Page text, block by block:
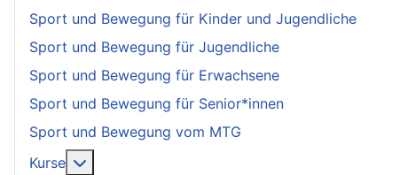
Sport und Bewegung für Kinder und Jugendliche
Sport und Bewegung für Jugendliche
Sport und Bewegung für Erwachsene
Sport und Bewegung für Senior*innen
Sport und Bewegung vom MTG
Kurse